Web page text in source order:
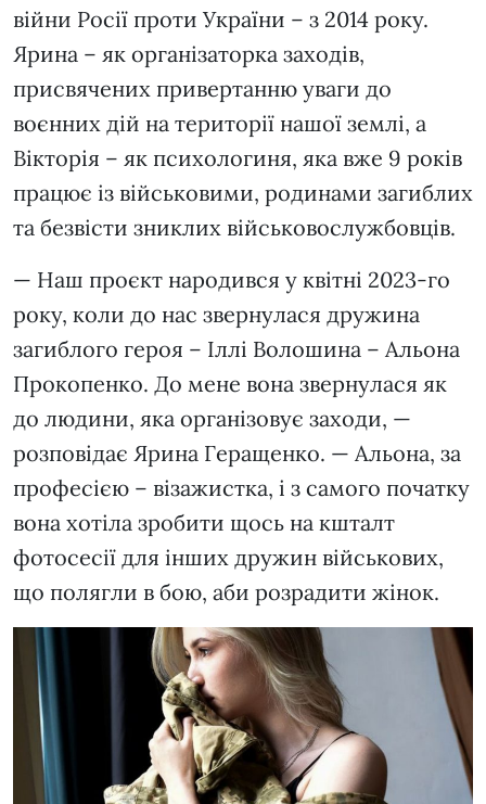
війни Росії проти України – з 2014 року.
Ярина – як організаторка заходів,
присвячених привертанню уваги до
воєнних дій на території нашої землі, а
Вікторія – як психологиня, яка вже 9 років
працює із військовими, родинами загиблих
та безвісти зниклих військовослужбовців.
— Наш проєкт народився у квітні 2023-го
року, коли до нас звернулася дружина
загиблого героя – Іллі Волошина – Альона
Прокопенко. До мене вона звернулася як
до людини, яка організовує заходи, —
розповідає Ярина Геращенко. — Альона, за
професією – візажистка, і з самого початку
вона хотіла зробити щось на кшталт
фотосесії для інших дружин військових,
що полягли в бою, аби розрадити жінок.